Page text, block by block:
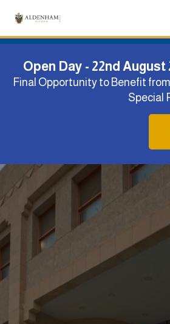
Open Day - 22nd
Final Opportunity to
Special